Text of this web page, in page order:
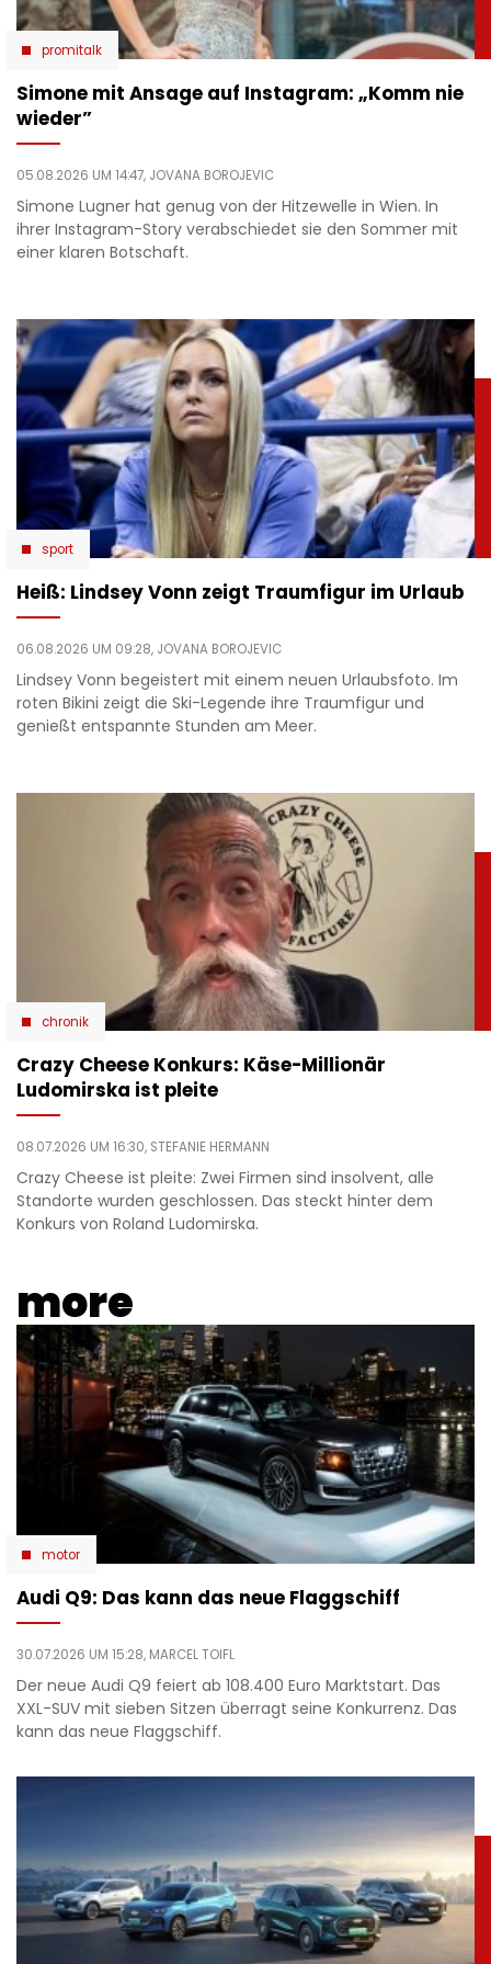
promitalk
Simone mit Ansage auf Instagram: „Komm nie
wieder”
05.08.2026 UM 14:47, JOVANA BOROJEVIC
Simone Lugner hat genug von der Hitzewelle in Wien. In
ihrer Instagram-Story verabschiedet sie den Sommer mit
einer klaren Botschaft.
sport
Heiß: Lindsey Vonn zeigt Traumfigur im Urlaub
06.08.2026 UM 09:28, JOVANA BOROJEVIC
Lindsey Vonn begeistert mit einem neuen Urlaubsfoto. Im
roten Bikini zeigt die Ski-Legende ihre Traumfigur und
genießt entspannte Stunden am Meer.
chronik
Crazy Cheese Konkurs: Käse-Millionär
Ludomirska ist pleite
08.07.2026 UM 16:30, STEFANIE HERMANN
Crazy Cheese ist pleite: Zwei Firmen sind insolvent, alle
Standorte wurden geschlossen. Das steckt hinter dem
Konkurs von Roland Ludomirska.
more
motor
Audi Q9: Das kann das neue Flaggschiff
30.07.2026 UM 15:28, MARCEL TOIFL
Der neue Audi Q9 feiert ab 108.400 Euro Marktstart. Das
XXL-SUV mit sieben Sitzen überragt seine Konkurrenz. Das
kann das neue Flaggschiff.